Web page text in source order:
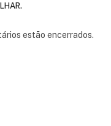
estão encerrados.